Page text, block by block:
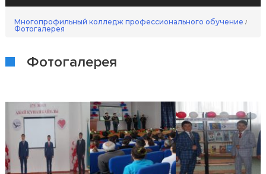
Многопрофильный колледж профессионального обучение /
Фотогалерея
Фотогалерея